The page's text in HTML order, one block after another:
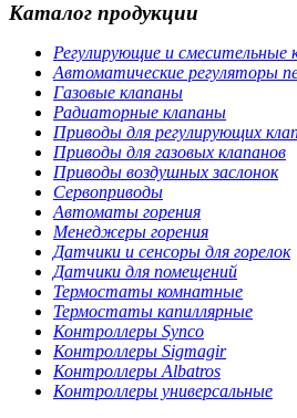
Каталог продукции
Регулирующие и смесительные
Автоматические регуляторы
Газовые клапаны
Радиаторные клапаны
Приводы для регулирующих
Приводы для газовых клапанов
Приводы воздушных заслонок
Сервоприводы
Автоматы горения
Менеджеры горения
Датчики и сенсоры для горелок
Датчики для помещений
Термостаты комнатные
Термостаты капиллярные
Контроллеры Synco
Контроллеры Sigmagir
Контроллеры Albatros
Контроллеры универсальные